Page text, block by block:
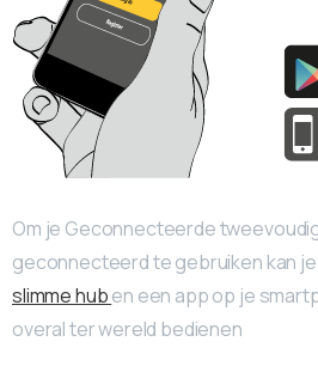
Om je Geconnecteerde
geconnecteerd te gebruiken kan je
slimme huben een app op je
overal ter wereld bedienen